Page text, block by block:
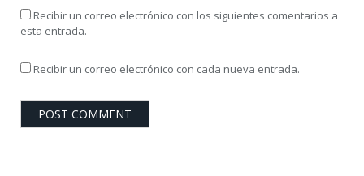
Recibir un correo electrónico con los siguientes comentarios a
esta entrada.
Recibir un correo electrónico con cada nueva entrada.